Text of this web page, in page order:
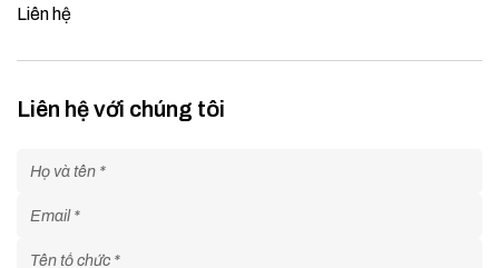
Liên hệ
Liên hệ với chúng tôi